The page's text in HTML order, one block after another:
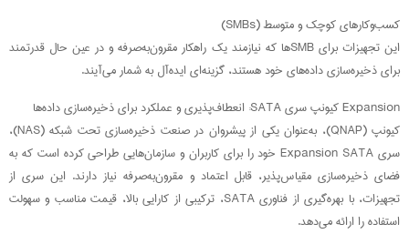
کسب‌وکارهای کوچک و متوسط (SMBs)
این تجهیزات برای SMBها که نیازمند یک راهکار مقرون‌به‌صرفه و در عین حال قدرتمند
برای ذخیره‌سازی داده‌های خود هستند، گزینه‌ای ایده‌آل به شمار می‌آیند.
Expansion کیونپ سری SATA: انعطاف‌پذیری و عملکرد برای ذخیره‌سازی داده‌ها
کیونپ (QNAP)، به‌عنوان یکی از پیشروان در صنعت ذخیره‌سازی تحت شبکه (NAS)،
سری Expansion SATA خود را برای کاربران و سازمان‌هایی طراحی کرده است که به
فضای ذخیره‌سازی مقیاس‌پذیر، قابل اعتماد و مقرون‌به‌صرفه نیاز دارند. این سری از
تجهیزات، با بهره‌گیری از فناوری SATA، ترکیبی از کارایی بالا، قیمت مناسب و سهولت
استفاده را ارائه می‌دهد.